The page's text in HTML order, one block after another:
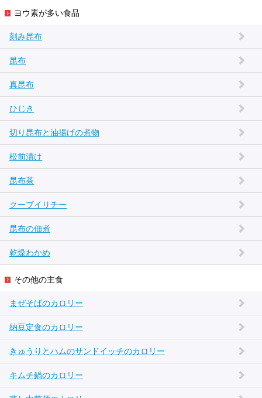
ヨウ素が多い食品
刻み昆布
昆布
真昆布
ひじき
切り昆布と油揚げの煮物
松前漬け
昆布茶
クーブイリチー
昆布の佃煮
乾燥わかめ
その他の主食
まぜそばのカロリー
納豆定食のカロリー
きゅうりとハムのサンドイッチのカロリー
キムチ鍋のカロリー